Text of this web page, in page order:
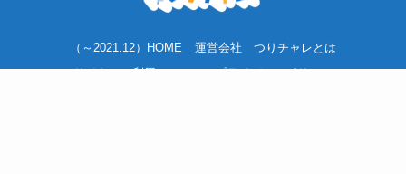
（～2021.12）HOME 運営会社
つりチャレとは
サイトのご利用について
プライバシーポリシー